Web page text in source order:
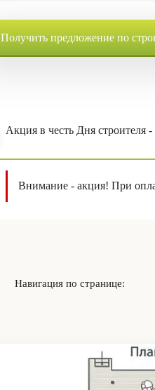
Получить предложение по
Акция в честь Дня строителя -
Внимание - акция! При
Навигация по странице: